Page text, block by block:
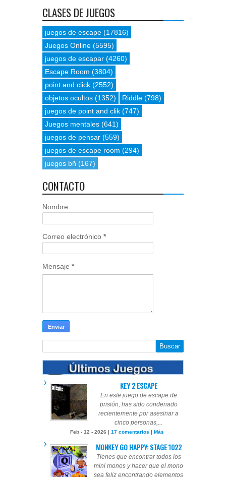
CLASES DE JUEGOS
juegos de escape (17816)
Juegos Online (5595)
juegos de escapar (4260)
Escape Room (3804)
point and click (2552)
objetos ocultos (1352) Riddle (798)
juegos de point and clik (747)
Juegos mentales (641)
juegos de pensar (559)
juegos de escape room (294)
juegos bñ (167)
CONTACTO
Nombre
Correo electrónico *
Mensaje *
KEY 2 ESCAPE
En este juego de escape de
prisión, has sido condenado
recientemente por asesinar a
cinco personas,...
Feb - 12 - 2026 | 17 comentarios | Más
MONKEY GO HAPPY: STAGE 1022
Tienes que encontrar todos los
mini monos y hacer que el mono
sea feliz encontrando elementos